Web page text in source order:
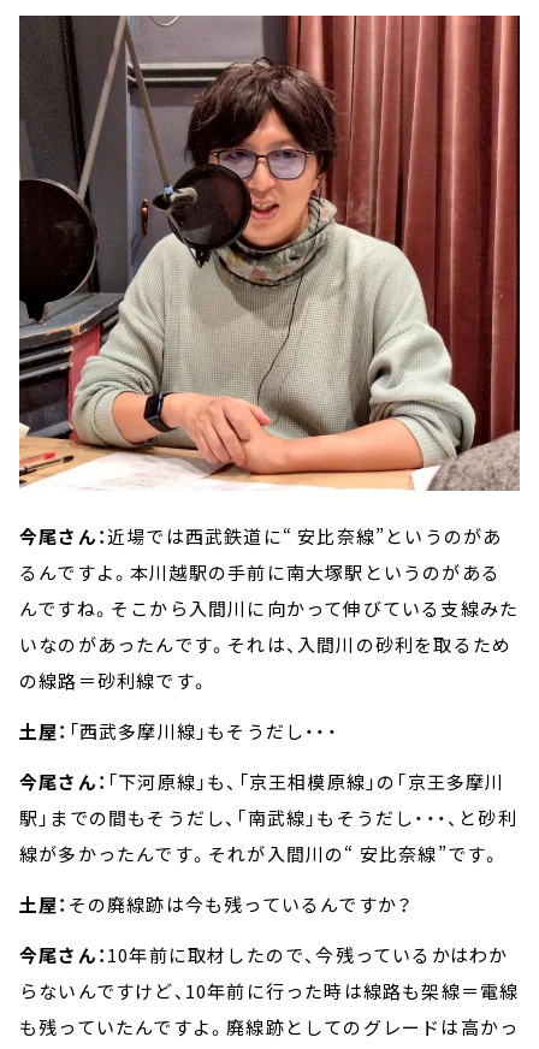
今尾さん：近場では西武鉄道に“ 安比奈線”というのがあ
るんですよ。本川越駅の手前に南大塚駅というのがある
んですね。そこから入間川に向かって伸びている支線みた
いなのがあったんです。それは、入間川の砂利を取るため
の線路＝砂利線です。
土屋： 「西武多摩川線」もそうだし・・・
今尾さん： 「下河原線」も、「京王相模原線」の「京王多摩川
駅」までの間もそうだし、「南武線」もそうだし・・・、と砂利
線が多かったんです。それが入間川の“ 安比奈線”です。
土屋： その廃線跡は今も残っているんですか？
今尾さん：10年前に取材したので、今残っているかはわか
らないんですけど、10年前に行った時は線路も架線＝電線
も残っていたんですよ。廃線跡としてのグレードは高かっ